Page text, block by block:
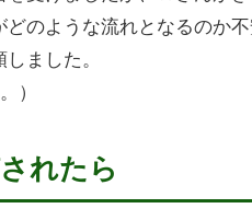
のような流れとなるのか不
ました。
）
れたら